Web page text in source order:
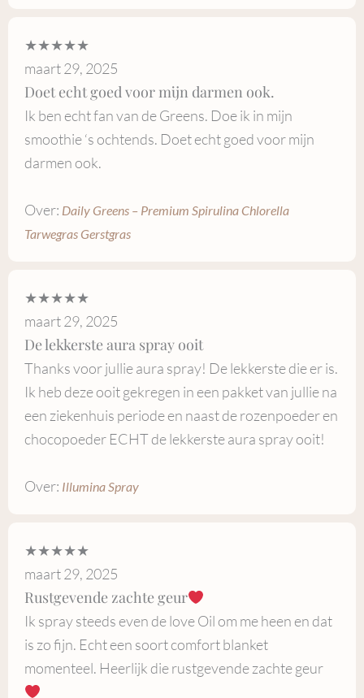
★★★★★
maart 29, 2025
Doet echt goed voor mijn darmen ook.
Ik ben echt fan van de Greens. Doe ik in mijn
smoothie ‘s ochtends. Doet echt goed voor mijn
darmen ook.
Over: Daily Greens – Premium Spirulina Chlorella
Tarwegras Gerstgras
★★★★★
maart 29, 2025
De lekkerste aura spray ooit
Thanks voor jullie aura spray! De lekkerste die er is.
Ik heb deze ooit gekregen in een pakket van jullie na
een ziekenhuis periode en naast de rozenpoeder en
chocopoeder ECHT de lekkerste aura spray ooit!
Over: Illumina Spray
★★★★★
maart 29, 2025
Rustgevende zachte geur
Ik spray steeds even de love Oil om me heen en dat
is zo fijn. Echt een soort comfort blanket
momenteel. Heerlijk die rustgevende zachte geur